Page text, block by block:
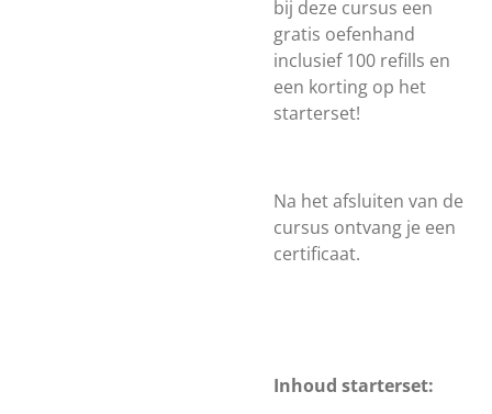
bij deze cursus een
gratis oefenhand
inclusief 100 refills en
een korting op het
starterset!
Na het afsluiten van de
cursus ontvang je een
certificaat.
Inhoud starterset: